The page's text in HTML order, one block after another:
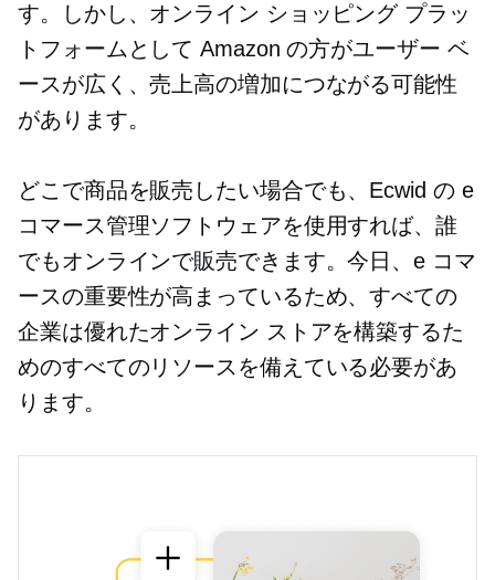
す。しかし、オンライン ショッピング プラッ
トフォームとして Amazon の方がユーザー ベ
ースが広く、売上高の増加につながる可能性
があります。
どこで商品を販売したい場合でも、Ecwid の e
コマース管理ソフトウェアを使用すれば、誰
でもオンラインで販売できます。今日、e コマ
ースの重要性が高まっているため、すべての
企業は優れたオンライン ストアを構築するた
めのすべてのリソースを備えている必要があ
ります。